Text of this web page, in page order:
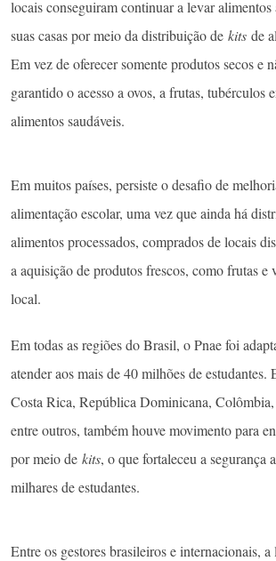
locais conseguiram continuar a levar alimentos
suas casas por meio da distribuição de kits de
Em vez de oferecer somente produtos secos e
garantido o acesso a ovos, a frutas, tubérculos
alimentos saudáveis.
Em muitos países, persiste o desafio de
alimentação escolar, uma vez que ainda há
alimentos processados, comprados de locais
a aquisição de produtos frescos, como frutas e
local.
Em todas as regiões do Brasil, o Pnae foi
atender aos mais de 40 milhões de estudantes.
Costa Rica, República Dominicana,
entre outros, também houve movimento para
por meio de kits, o que fortaleceu a segurança
milhares de estudantes.
Entre os gestores brasileiros e internacionais,